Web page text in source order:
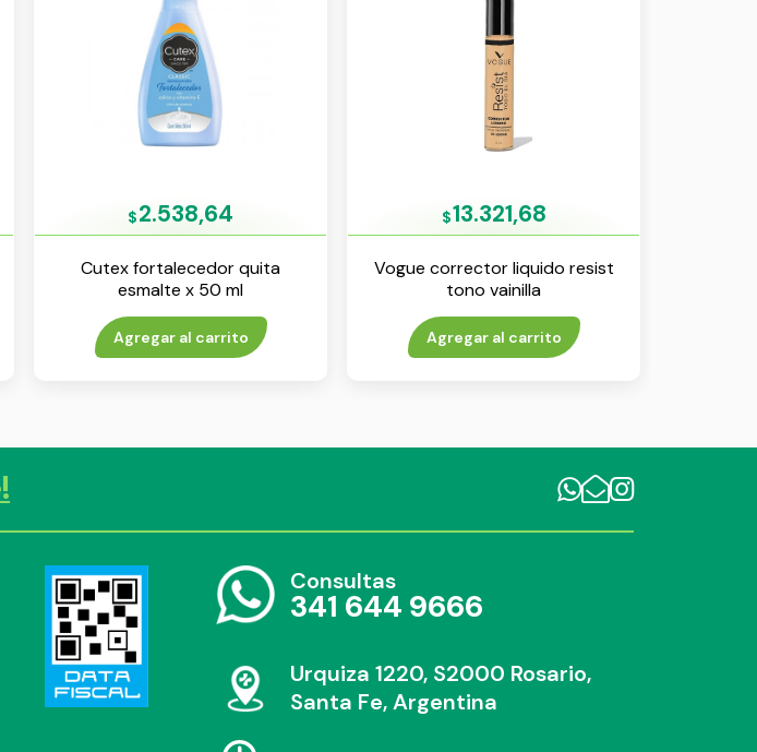
$2.538,64
Cutex fortalecedor quita
esmalte x 50 ml
Agregar al carrito
$13.321,68
Vogue corrector liquido resist
tono vainilla
Agregar al carrito
Consultas
341 644 9666
Urquiza 1220, S2000 Rosario,
Santa Fe, Argentina